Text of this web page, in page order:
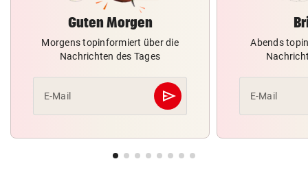
Guten Morgen
Morgens topinformiert über die
Nachrichten des Tages
E-Mail send
Abschicken
Abends
E-Mail